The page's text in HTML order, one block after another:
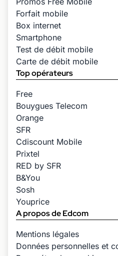
Forfait mobile
Box internet
Smartphone
Test de débit mobile
Carte de débit mobile
Top opérateurs
Free
Bouygues Telecom
Orange
SFR
Cdiscount Mobile
Prixtel
RED by SFR
B&You
Sosh
Youprice
A propos de Edcom
Mentions légales
Données personnelles et